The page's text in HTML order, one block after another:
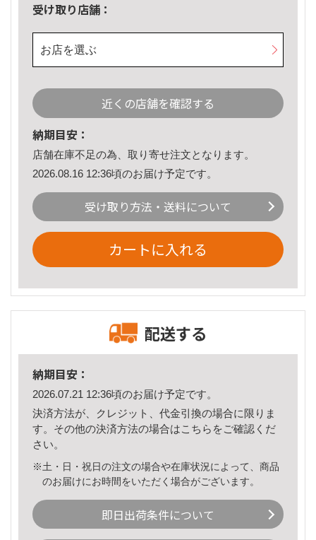
受け取り店舗：
お店を選ぶ
近くの店舗を確認する
納期目安：
店舗在庫不足の為、取り寄せ注文となります。
2026.08.16 12:36頃のお届け予定です。
受け取り方法・送料について
カートに入れる
配送する
納期目安：
2026.07.21 12:36頃のお届け予定です。
決済方法が、クレジット、代金引換の場合に限りま
す。その他の決済方法の場合はこちら をご確認くだ
さい。
※土・日・祝日の注文の場合や在庫状況によって、商品
のお届けにお時間をいただく場合がございます。
即日出荷条件について